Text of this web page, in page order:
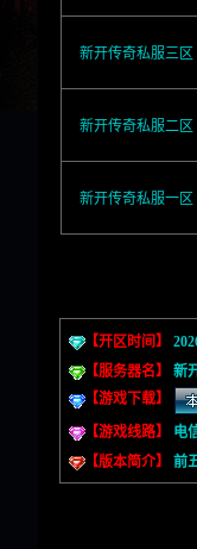
新开传奇私服三区
新开传奇私服二区
新开传奇私服一区
【开区时间】
【服务器名】新
【游戏下载】
【游戏线路】 电
【版本简介】前